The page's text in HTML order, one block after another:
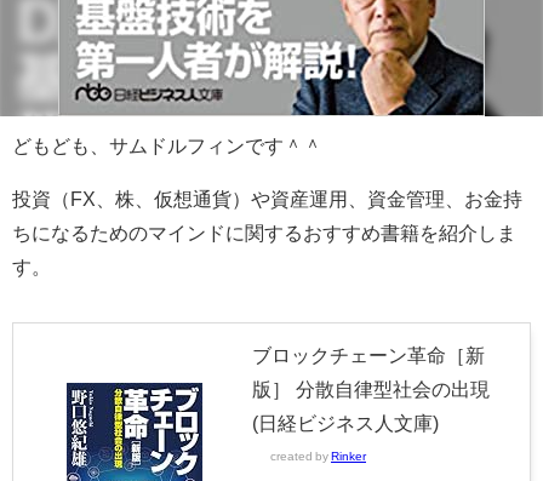
どもども、サムドルフィンです＾＾
投資（FX、株、仮想通貨）や資産運用、資金管理、お金持
ちになるためのマインドに関するおすすめ書籍を紹介しま
す。
ブロックチェーン革命［新
版］ 分散自律型社会の出現
(日経ビジネス人文庫)
created by Rinker